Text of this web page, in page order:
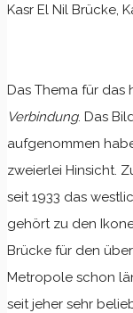
Kasr El Nil Brücke,
Das Thema für das
Verbindung. Das
aufgenommen
zweierlei Hinsicht.
seit 1933 das
gehört zu den
Brücke für den
Metropole schon
seit jeher sehr